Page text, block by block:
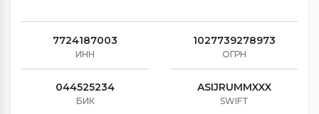
7724187003
ИНН
1027739278973
ОГРН
044525234
БИК
ASIJRUMMXXX
SWIFT